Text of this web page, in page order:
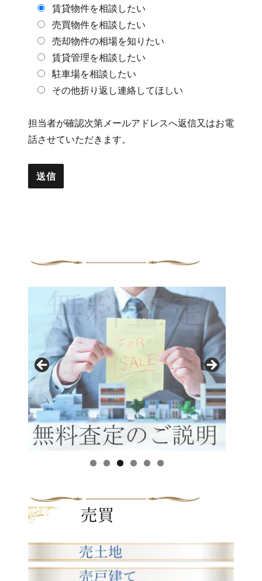
賃貸物件を相談したい
売買物件を相談したい
売却物件の相場を知りたい
賃貸管理を相談したい
駐車場を相談したい
その他折り返し連絡してほしい
担当者が確認次第メールアドレスへ返信又はお電
話させていただきます。